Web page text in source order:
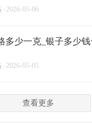
· 2026-05-06
多少一克_银子多少
· 2026-05-05
查看更多